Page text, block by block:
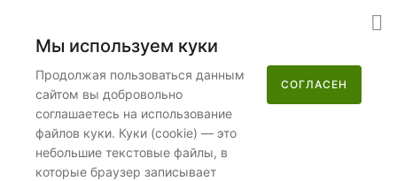
Москва,улица Потаповская Роща, 12к2
Пн–Пт 08:00–17:00
Мы используем куки
Продолжая пользоваться данным
сайтом вы добровольно
соглашаетесь на использование
файлов куки. Куки (cookie) — это
небольшие текстовые файлы, в
которые браузер записывает
СОГЛАСЕН